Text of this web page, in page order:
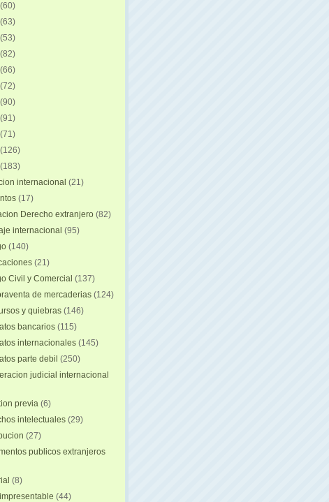
(60)
(63)
(53)
(82)
(66)
(72)
(90)
(91)
(71)
(126)
(183)
internacional (21)
(17)
Derecho extranjero (82)
internacional (95)
(140)
(21)
Civil y Comercial (137)
de mercaderias (124)
y quiebras (146)
bancarios (115)
internacionales (145)
parte debil (250)
judicial internacional
previa (6)
intelectuales (29)
(27)
publicos extranjeros
(8)
(44)